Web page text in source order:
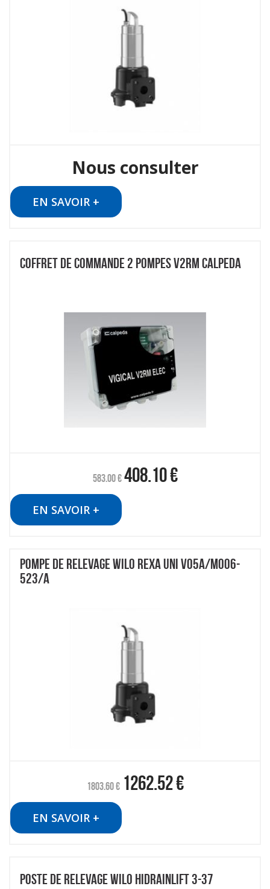
Nous consulter
EN SAVOIR +
COFFRET DE COMMANDE 2 POMPES V2RM CALPEDA
583.00€ 408.10€
EN SAVOIR +
POMPE DE RELEVAGE WILO REXA UNI V05A/M006-
523/A
1803.60€ 1262.52€
EN SAVOIR +
POSTE DE RELEVAGE WILO HIDRAINLIFT 3-37